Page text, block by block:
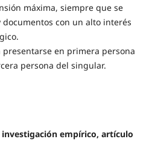
máxima, siempre que se
con un alto interés
presentarse en primera persona
persona del singular.
empírico, artículo